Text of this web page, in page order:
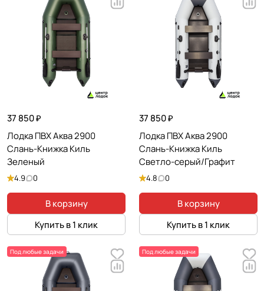
37 850 ₽
Лодка ПВХ Аква 2900
Слань-Книжка Киль
Зеленый
4.9 0
В корзину
Купить в 1 клик
37 850 ₽
Лодка ПВХ Аква 2900
Слань-Книжка Киль
Светло-серый/Графит
4.8 0
В корзину
Купить в 1 клик
Под любые задачи Под любые задачи